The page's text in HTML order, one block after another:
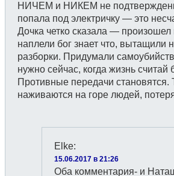
НИЧЕМ и НИКЕМ не
попала под электричку — это
Дочка четко сказала — произошел
наплели бог знает что, вытащили
разборки. Придумали
нужно сейчас, когда жизнь
Противные передачи
наживаются на горе людей,
Elke:
15.06.2017 в 21:26
Оба комментария- и